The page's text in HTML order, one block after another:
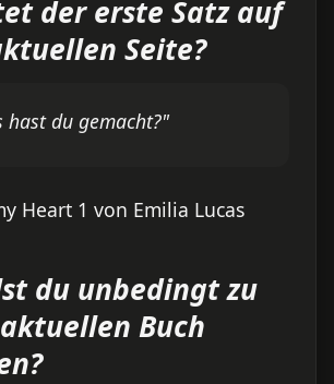
der erste Satz auf
Seite?
hast du gemacht?"
Heart 1 von Emilia Lucas
du unbedingt zu
Buch